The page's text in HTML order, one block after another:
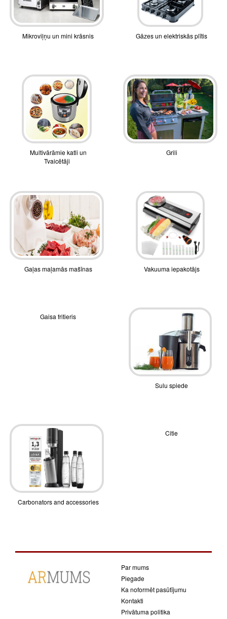
Mikroviļņu un mini krāsnis Gāzes un elektriskās plītis
Multivārāmie katli un
Tvaicētāji
Grili
Gaļas maļamās mašīnas Vakuuma iepakotājs
Gaisa fritieris
Sulu spiede
Carbonators and accessories
Citie
Par mums
Piegade
Ka noformēt pasūtījumu
Kontakti
Privātuma politika